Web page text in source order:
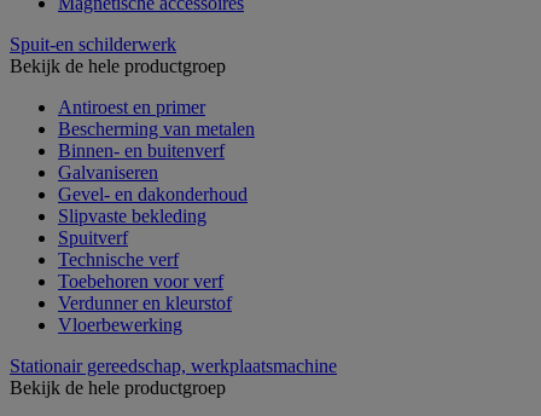
Spuit-en schilderwerk
Bekijk de hele productgroep
Antiroest en primer
Bescherming van metalen
Binnen- en buitenverf
Galvaniseren
Gevel- en dakonderhoud
Slipvaste bekleding
Spuitverf
Technische verf
Toebehoren voor verf
Verdunner en kleurstof
Vloerbewerking
Stationair gereedschap, werkplaatsmachine
Bekijk de hele productgroep